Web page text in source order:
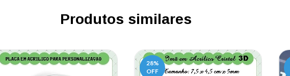
Produtos similares
28%
OFF